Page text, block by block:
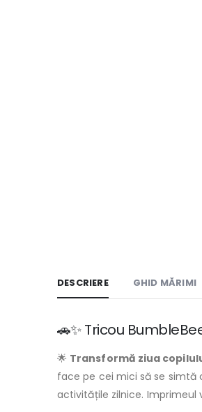
DESCRIERE GHID MĂRIMI
🚗✨ Tricou
🌟 Transformă ziua
face pe cei mici să se simtă
activitățile zilnice. Imprimeul